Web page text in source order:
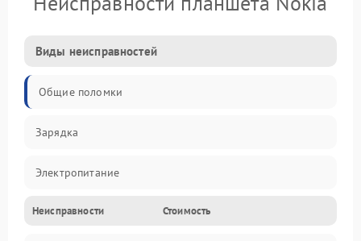
Виды неисправностей
Общие поломки
Зарядка
Электропитание
Экран и изображение
Неисправности Стоимость